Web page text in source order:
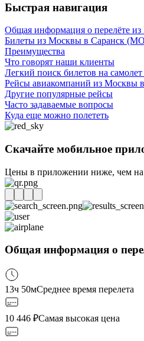
Быстрая навигация
Общая информация о перелёте
Билеты из Москвы в Саранск
Преимущества
Что говорят наши клиенты
Легкий поиск билетов на
Рейсы авиакомпаний из Москвы
Другие популярные рейсы
Часто задаваемые вопросы
Куда еще можно полететь
Скачайте мобильное
Цены в приложении ниже, чем на
Общая информация о
13ч 50мСреднее время перелета
10 446 ₽Самая высокая цена